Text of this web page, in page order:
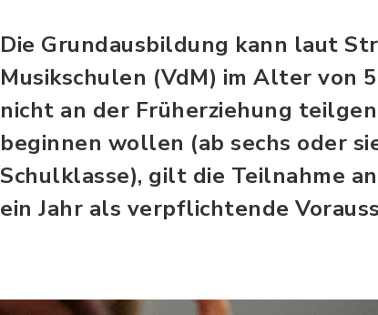
Die Grundausbildung kann laut
Musikschulen (VdM) im Alter von
nicht an der Früherziehung
beginnen wollen (ab sechs oder
Schulklasse), gilt die Teilnahme
ein Jahr als verpflichtende